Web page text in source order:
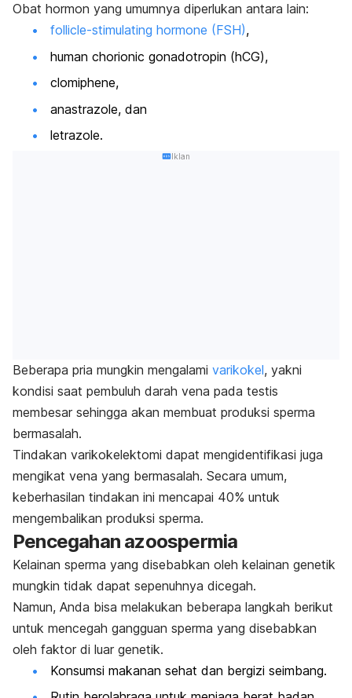
Obat hormon yang umumnya diperlukan antara lain:
follicle-stimulating hormone (FSH),
human chorionic gonadotropin (hCG),
clomiphene,
anastrazole, dan
letrazole.
Iklan
Beberapa pria mungkin mengalami varikokel, yakni
kondisi saat pembuluh darah vena pada testis
membesar sehingga akan membuat produksi sperma
bermasalah.
Tindakan varikokelektomi dapat mengidentifikasi juga
mengikat vena yang bermasalah. Secara umum,
keberhasilan tindakan ini mencapai 40% untuk
mengembalikan produksi sperma.
Pencegahan azoospermia
Kelainan sperma yang disebabkan oleh kelainan genetik
mungkin tidak dapat sepenuhnya dicegah.
Namun, Anda bisa melakukan beberapa langkah berikut
untuk mencegah gangguan sperma yang disebabkan
oleh faktor di luar genetik.
Konsumsi makanan sehat dan bergizi seimbang.